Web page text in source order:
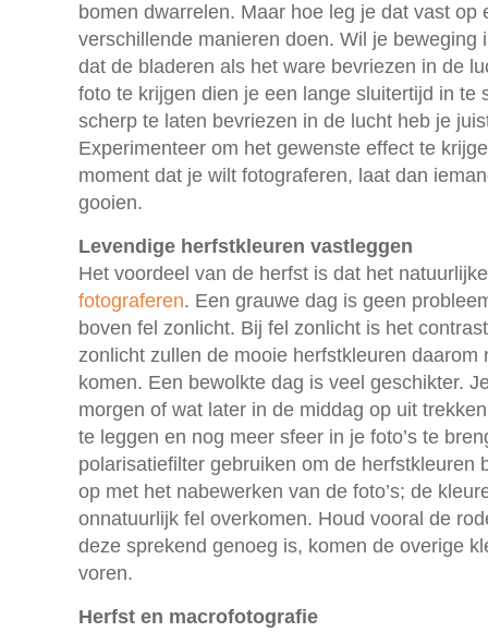
bomen dwarrelen. Maar hoe leg je dat vast op
verschillende manieren doen. Wil je beweging
dat de bladeren als het ware bevriezen in de
foto te krijgen dien je een lange sluitertijd in te
scherp te laten bevriezen in de lucht heb je
Experimenteer om het gewenste effect te
moment dat je wilt fotograferen, laat dan
gooien.
Levendige herfstkleuren vastleggen
Het voordeel van de herfst is dat het
fotograferen. Een grauwe dag is geen
boven fel zonlicht. Bij fel zonlicht is het
zonlicht zullen de mooie herfstkleuren daarom
komen. Een bewolkte dag is veel geschikter.
morgen of wat later in de middag op uit
te leggen en nog meer sfeer in je foto’s te
polarisatiefilter gebruiken om de herfstkleuren
op met het nabewerken van de foto’s; de
onnatuurlijk fel overkomen. Houd vooral de
deze sprekend genoeg is, komen de overige
voren.
Herfst en macrofotografie